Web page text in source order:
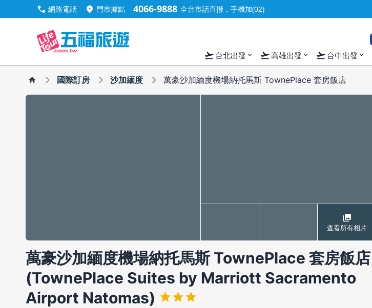
call 網路電話 location_on 門市據點 4066-9888 全台市話直撥，手機加(02)
flight_takeoff 台北出發 expand_more flight_takeoff高雄出發 expand_more flight_takeoff 台中出發 expand_more
國際訂房 沙加緬度 萬豪沙加緬度機場納托馬斯 TownePlace 套房飯店
查看所有相片
萬豪沙加緬度機場納托馬斯 TownePlace 套房飯店
(TownePlace Suites by Marriott Sacramento
Airport Natomas)